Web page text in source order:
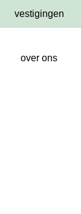
vestigingen
over ons